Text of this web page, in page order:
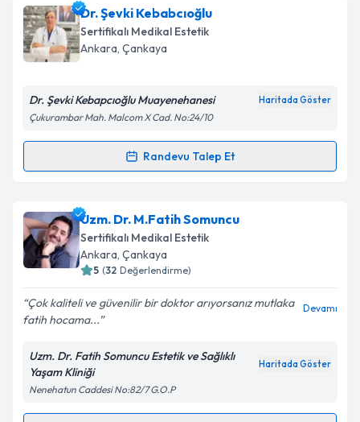
Dr. Muzdalifa Aktaniçin randevu takvimi talebi
oluşturun. Size bu uzmandan randevu almanız için bir
takvim hazırlandığında e-posta ile bilgilendireceğiz.
Kişisel verilerimin işlenmesine ilişkin
Metni'ni okudum ve kişisel verilerimin belirtilen
Takvim Talebini Gönder
Dr. Şevki Kebabcıoğlu
Sertifikalı Medikal Estetik
Ankara, Çankaya
Dr. Şevki Kebapcıoğlu Muayenehanesi Haritada Göster
Çukurambar Mah. Malcom X Cad. No:24/10
Randevu Talep Et
Randevu Takvimi Talebi
Dr. Şevki Kebabcıoğluiçin randevu takvimi talebi
oluşturun. Size bu uzmandan randevu almanız için bir
takvim hazırlandığında e-posta ile bilgilendireceğiz.
Kişisel verilerimin işlenmesine ilişkin
Aydınlatma
Metni
kapsamda işlenmesini kabul ediyorum.
Uzm. Dr. M.Fatih Somuncu
Sertifikalı Medikal Estetik
Ankara, Çankaya
5 (32 Değerlendirme)
Çok kaliteli ve güvenilir bir doktor arıyorsanız mutlaka
fatih hocama...
Devamı
Uzm. Dr. Fatih Somuncu Estetik ve Sağlıklı
Yaşam Kliniği
Haritada Göster
Nenehatun Caddesi No:82/7 G.O.P